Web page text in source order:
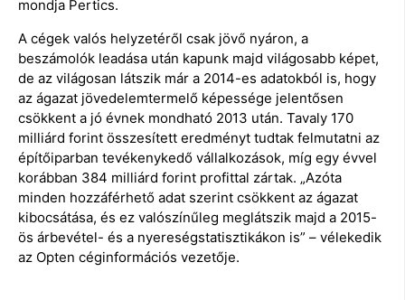
mondja Pertics.
A cégek valós helyzetéről csak jövő nyáron, a
beszámolók leadása után kapunk majd világosabb képet,
de az világosan látszik már a 2014-es adatokból is, hogy
az ágazat jövedelemtermelő képessége jelentősen
csökkent a jó évnek mondható 2013 után. Tavaly 170
milliárd forint összesített eredményt tudtak felmutatni az
építőiparban tevékenykedő vállalkozások, míg egy évvel
korábban 384 milliárd forint profittal zártak. „Azóta
minden hozzáférhető adat szerint csökkent az ágazat
kibocsátása, és ez valószínűleg meglátszik majd a 2015-
ös árbevétel- és a nyereségstatisztikákon is” – vélekedik
az Opten céginformációs vezetője.